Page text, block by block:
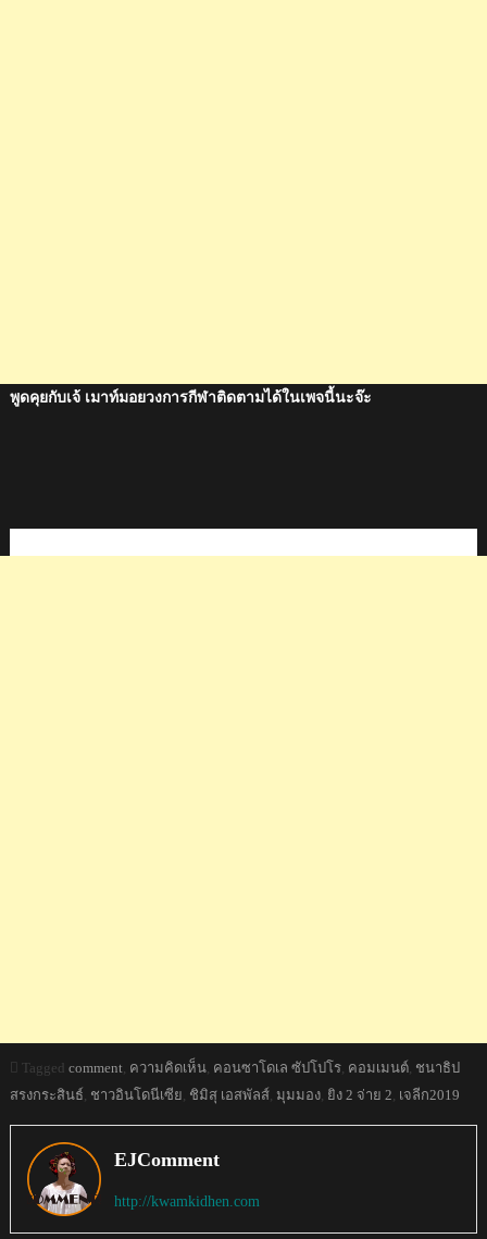
พูดคุยกับเจ้ เมาท์มอยวงการกีฬาติดตามได้ในเพจนี้นะจ๊ะ
Tagged comment, ความคิดเห็น, คอนซาโดเล ซัปโปโร, คอมเมนต์, ชนาธิป
สรงกระสินธ์, ชาวอินโดนีเซีย, ชิมิสุ เอสพัลส์, มุมมอง, ยิง 2 จ่าย 2, เจลีก2019
EJComment
http://kwamkidhen.com